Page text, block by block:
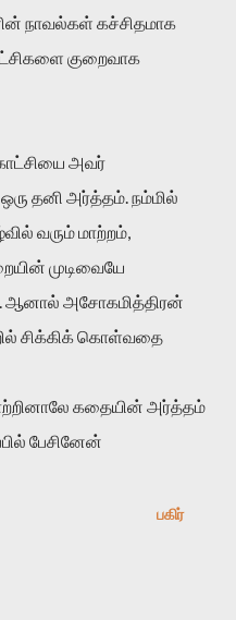
நாவல்கள் கச்சிதமாக
குறைவாக
அவர்
தனி அர்த்தம். நம்மில்
வரும் மாற்றம்,
முடிவையே
ஆனால் அசோகமித்திரன்
சிக்கிக் கொள்வதை
பேசினேன்
பகிர்